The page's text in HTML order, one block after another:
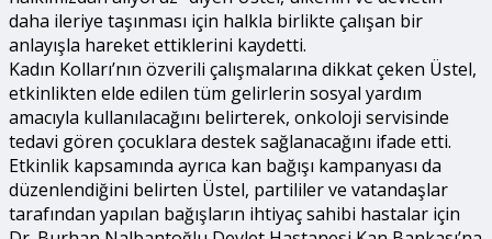
daha ileriye taşınması için halkla birlikte çalışan bir
anlayışla hareket ettiklerini kaydetti.
Kadın Kolları’nın özverili çalışmalarına dikkat çeken Üstel,
etkinlikten elde edilen tüm gelirlerin sosyal yardım
amacıyla kullanılacağını belirterek, onkoloji servisinde
tedavi gören çocuklara destek sağlanacağını ifade etti.
Etkinlik kapsamında ayrıca kan bağışı kampanyası da
düzenlendiğini belirten Üstel, partililer ve vatandaşlar
tarafından yapılan bağışların ihtiyaç sahibi hastalar için